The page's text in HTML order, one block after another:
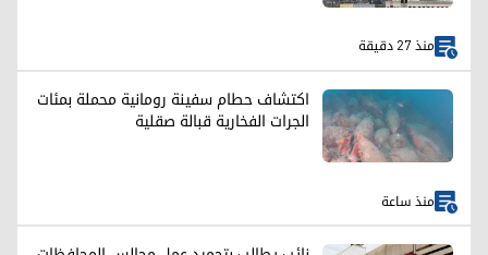
منذ 27 دقيقة
اكتشاف حطام سفينة رومانية محملة بمئات
الجرات الفخارية قبالة صقلية
منذ ساعة